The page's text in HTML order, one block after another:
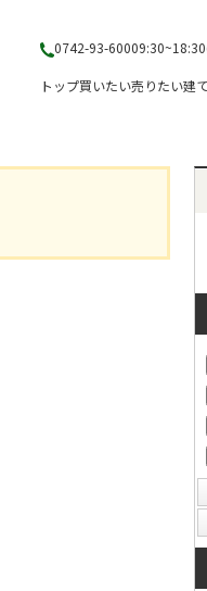
0742-93-6000
トップ買いたい売りたい建